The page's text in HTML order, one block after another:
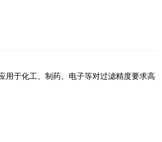
用于化工、制药、电子等对过滤精度要求高